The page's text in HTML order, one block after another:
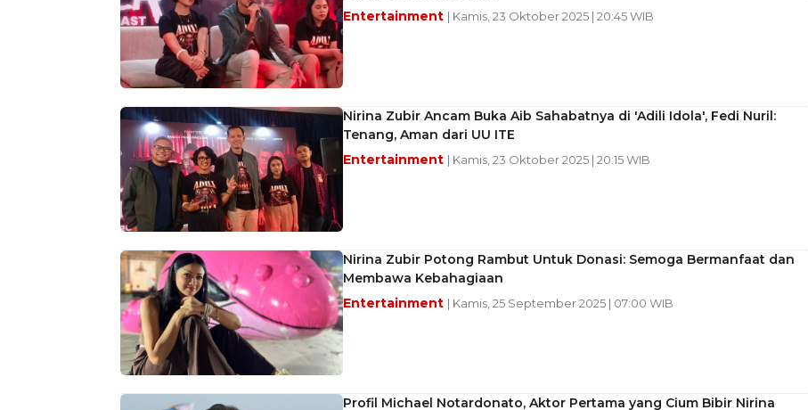
Entertainment | Kamis, 23 Oktober 2025 | 20:45 WIB
Nirina Zubir Ancam Buka Aib Sahabatnya di 'Adili Idola', Fedi Nuril:
Tenang, Aman dari UU ITE
Entertainment | Kamis, 23 Oktober 2025 | 20:15 WIB
Nirina Zubir Potong Rambut Untuk Donasi: Semoga Bermanfaat dan
Membawa Kebahagiaan
Entertainment | Kamis, 25 September 2025 | 07:00 WIB
Profil Michael Notardonato, Aktor Pertama yang Cium Bibir Nirina